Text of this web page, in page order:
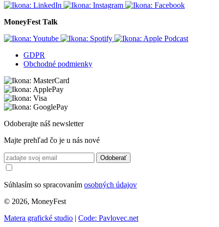
MoneyFest Talk
GDPR
Obchodné podmienky
Odoberajte náš newsletter
Majte prehľad čo je u nás nové
Odoberať
Súhlasím so spracovaním osobných údajov
© 2026, MoneyFest
Matera grafické studio | Code: Pavlovec.net